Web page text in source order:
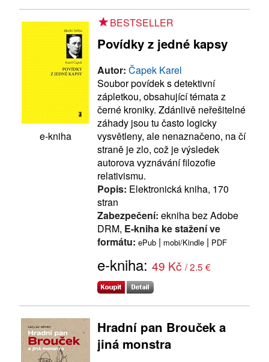
e-kniha
BESTSELLER
Povídky z jedné kapsy
Autor: Čapek Karel
Soubor povídek s detektivní
zápletkou, obsahující témata z
černé kroniky. Zdánlivě neřešitelné
záhady jsou tu často logicky
vysvětleny, ale nenaznačeno, na čí
straně je zlo, což je výsledek
autorova vyznávání filozofie
relativismu.
Popis: Elektronická kniha, 170
stran
Zabezpečení: ekniha bez Adobe
DRM, E-kniha ke stažení ve
formátu: ePub | mobi/Kindle | PDF
e-kniha: 49 Kč / 2.5 €
Hradní pan Brouček a
jiná monstra